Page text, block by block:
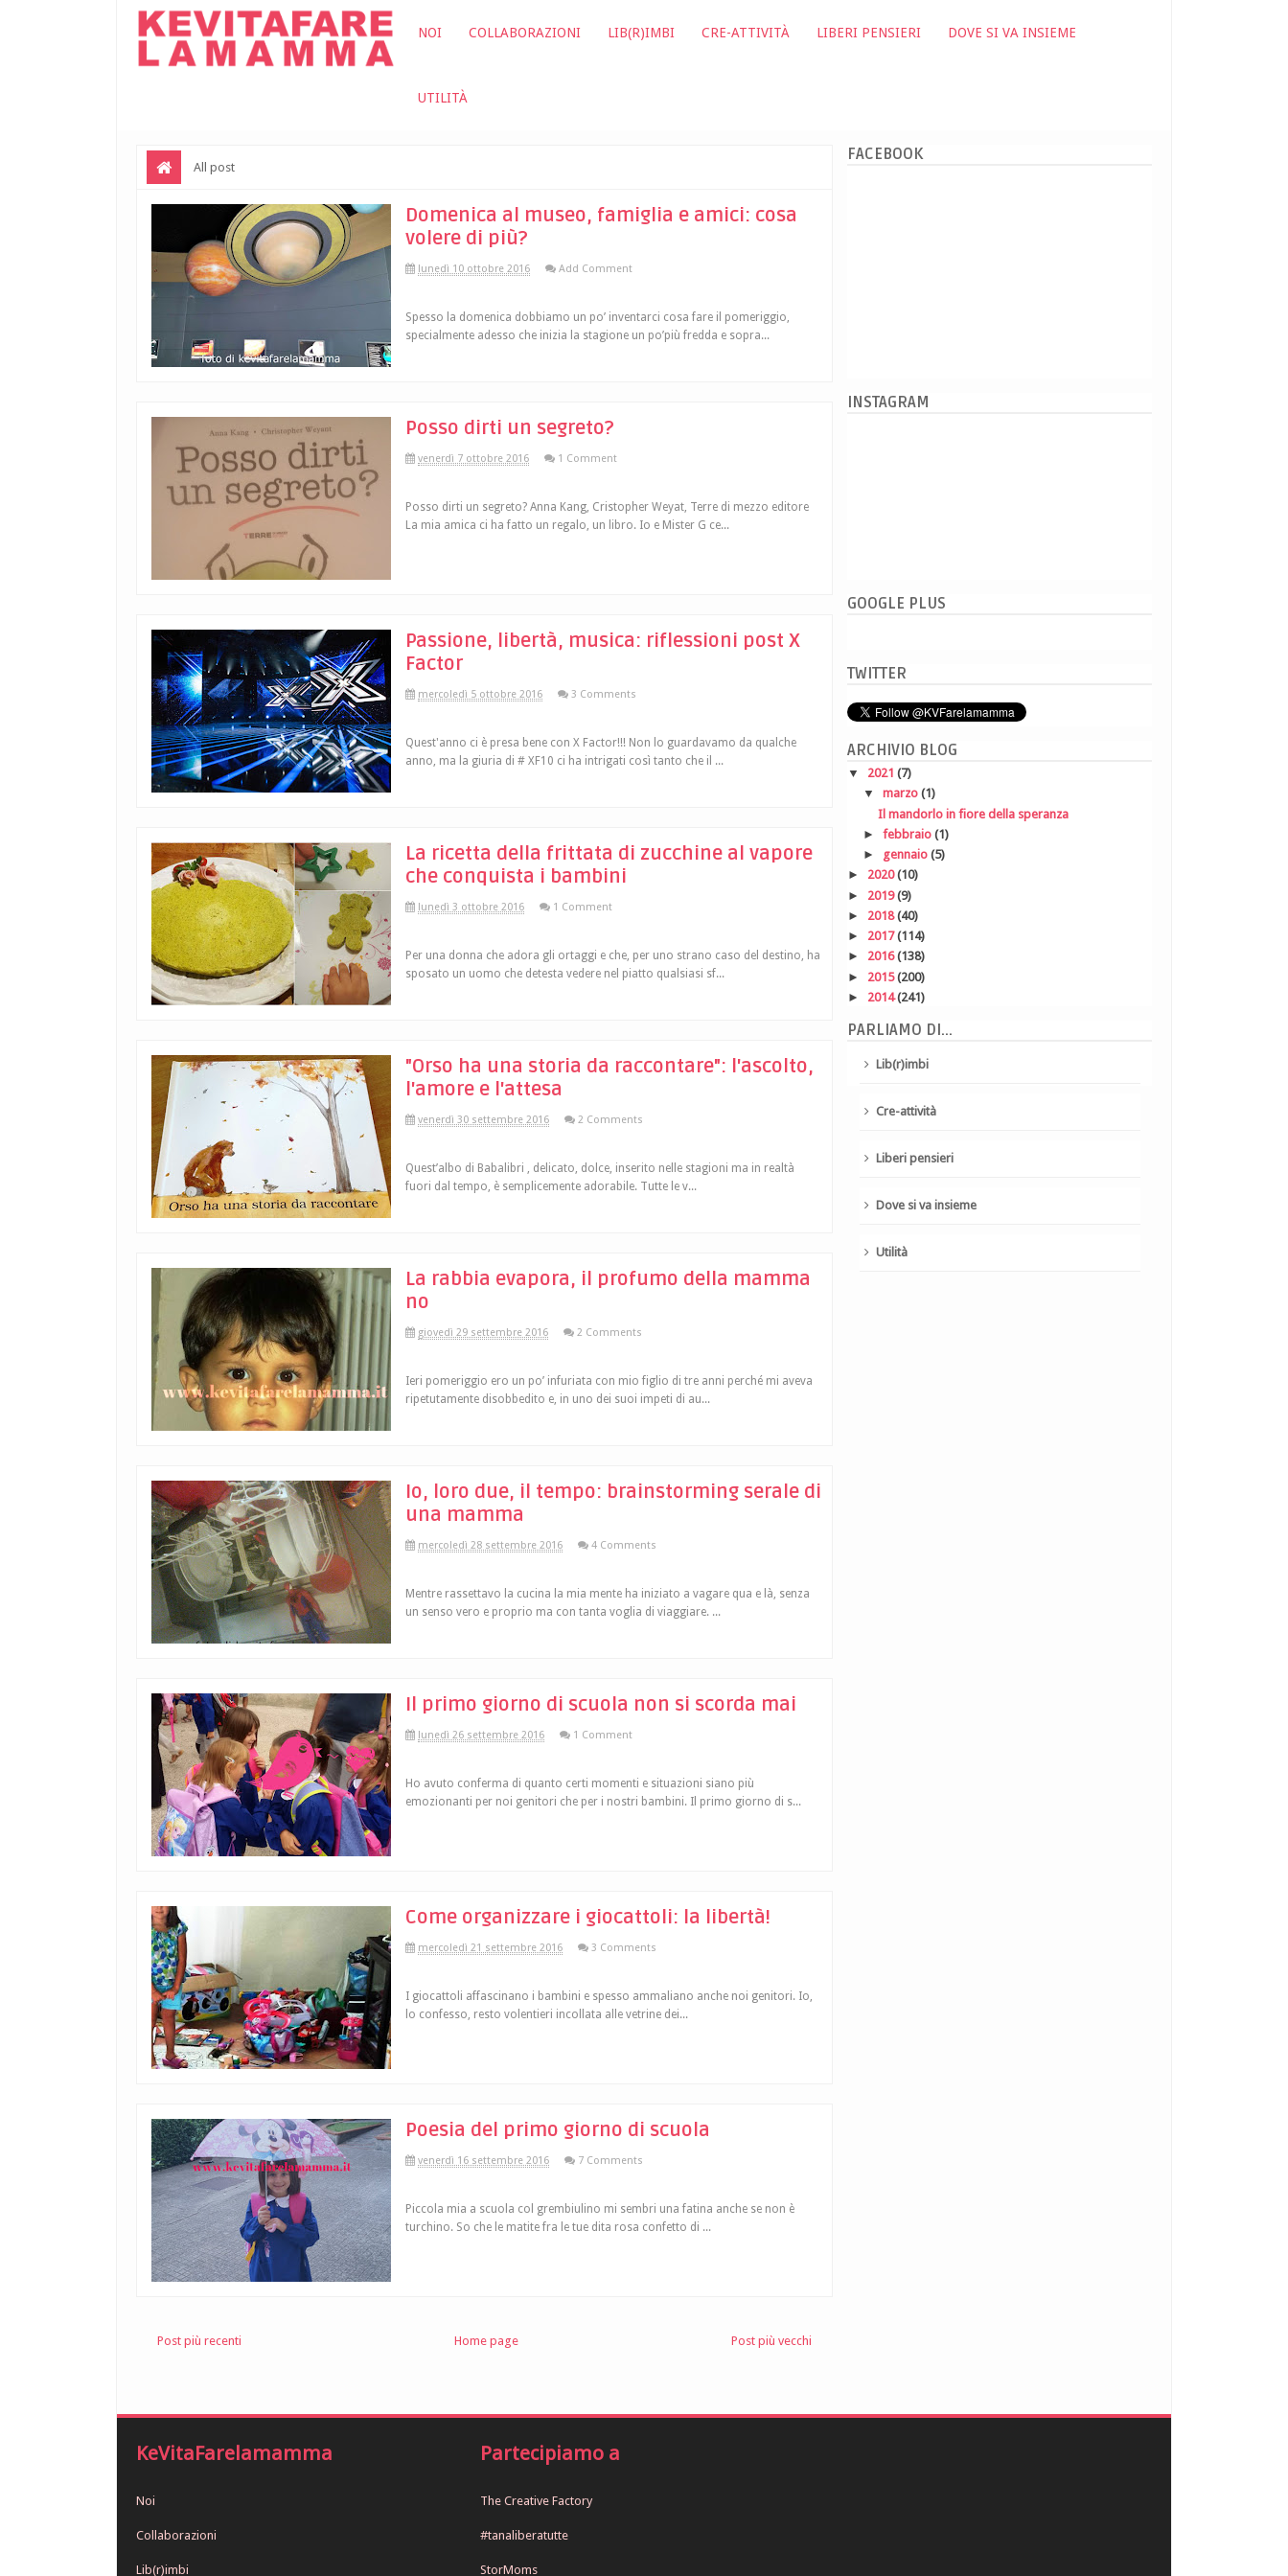
NOI COLLABORAZIONI LIB(R)IMBI CRE-ATTIVITÀ LIBERI PENSIERI DOVE SI VA INSIEME
UTILITÀ
All post
Domenica al museo, famiglia e amici: cosa
volere di più?
lunedì 10 ottobre 2016 Add Comment
Spesso la domenica dobbiamo un po’ inventarci cosa fare il pomeriggio,
specialmente adesso che inizia la stagione un po’più fredda e sopra...
Posso dirti un segreto?
venerdì 7 ottobre 2016 1 Comment
Posso dirti un segreto? Anna Kang, Cristopher Weyat, Terre di mezzo editore
La mia amica ci ha fatto un regalo, un libro. Io e Mister G ce...
Passione, libertà, musica: riflessioni post X
Factor
mercoledì 5 ottobre 2016 3 Comments
Quest'anno ci è presa bene con X Factor!!! Non lo guardavamo da qualche
anno, ma la giuria di # XF10 ci ha intrigati così tanto che il ...
La ricetta della frittata di zucchine al vapore
che conquista i bambini
lunedì 3 ottobre 2016 1 Comment
Per una donna che adora gli ortaggi e che, per uno strano caso del destino, ha
sposato un uomo che detesta vedere nel piatto qualsiasi sf...
"Orso ha una storia da raccontare": l'ascolto,
l'amore e l'attesa
venerdì 30 settembre 2016 2 Comments
Quest’albo di Babalibri , delicato, dolce, inserito nelle stagioni ma in realtà
fuori dal tempo, è semplicemente adorabile. Tutte le v...
La rabbia evapora, il profumo della mamma
no
giovedì 29 settembre 2016 2 Comments
Ieri pomeriggio ero un po’ infuriata con mio figlio di tre anni perché mi aveva
ripetutamente disobbedito e, in uno dei suoi impeti di au...
Io, loro due, il tempo: brainstorming serale di
una mamma
mercoledì 28 settembre 2016 4 Comments
Mentre rassettavo la cucina la mia mente ha iniziato a vagare qua e là, senza
un senso vero e proprio ma con tanta voglia di viaggiare. ...
Il primo giorno di scuola non si scorda mai
lunedì 26 settembre 2016 1 Comment
Ho avuto conferma di quanto certi momenti e situazioni siano più
emozionanti per noi genitori che per i nostri bambini. Il primo giorno di s...
Come organizzare i giocattoli: la libertà!
mercoledì 21 settembre 2016 3 Comments
I giocattoli affascinano i bambini e spesso ammaliano anche noi genitori. Io,
lo confesso, resto volentieri incollata alle vetrine dei...
Poesia del primo giorno di scuola
venerdì 16 settembre 2016 7 Comments
Piccola mia a scuola col grembiulino mi sembri una fatina anche se non è
turchino. So che le matite fra le tue dita rosa confetto di ...
Post più recenti Post più vecchi
Home page
FACEBOOK
INSTAGRAM
GOOGLE PLUS
TWITTER
ARCHIVIO BLOG
▼ 2021 (7)
▼ marzo (1)
Il mandorlo in fiore della speranza
► febbraio (1)
► gennaio (5)
► 2020(10)
► 2019(9)
► 2018(40)
► 2017(114)
► 2016(138)
► 2015(200)
► 2014(241)
PARLIAMO DI...
Lib(r)imbi
Cre-attività
Liberi pensieri
Dove si va insieme
Utilità
KeVitaFarelamamma
Noi
Collaborazioni
Lib(r)imbi
Partecipiamo a
The Creative Factory
#tanaliberatutte
StorMoms